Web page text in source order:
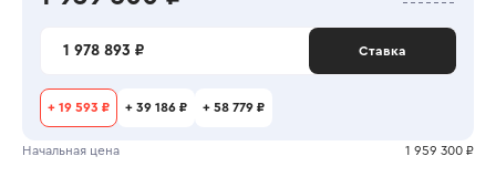
1 978 893 ₽ Ставка
+ 19 593 ₽ + 39 186 ₽ + 58 779 ₽
Начальная цена 1 959 300 ₽